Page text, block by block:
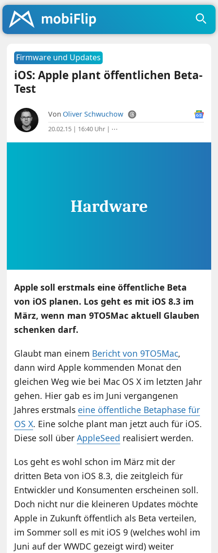
Firmware und Updates
iOS: Apple plant öffentlichen Beta-
Test
Von Oliver Schwuchow
20.02.15 | 16:40 Uhr | ⋯
Apple soll erstmals eine öffentliche Beta
von iOS planen. Los geht es mit iOS 8.3 im
März, wenn man 9TO5Mac aktuell Glauben
schenken darf.
Glaubt man einem Bericht von 9TO5Mac,
dann wird Apple kommenden Monat den
gleichen Weg wie bei Mac OS X im letzten Jahr
gehen. Hier gab es im Juni vergangenen
Jahres erstmals eine öffentliche Betaphase für
OS X. Eine solche plant man jetzt auch für iOS.
Diese soll überAppleSeed realisiert werden.
Los geht es wohl schon im März mit der
dritten Beta von iOS 8.3, die zeitgleich für
Entwickler und Konsumenten erscheinen soll.
Doch nicht nur die kleineren Updates möchte
Apple in Zukunft öffentlich als Beta verteilen,
im Sommer soll es mit iOS 9 (welches wohl im
Juni auf der WWDC gezeigt wird) weiter